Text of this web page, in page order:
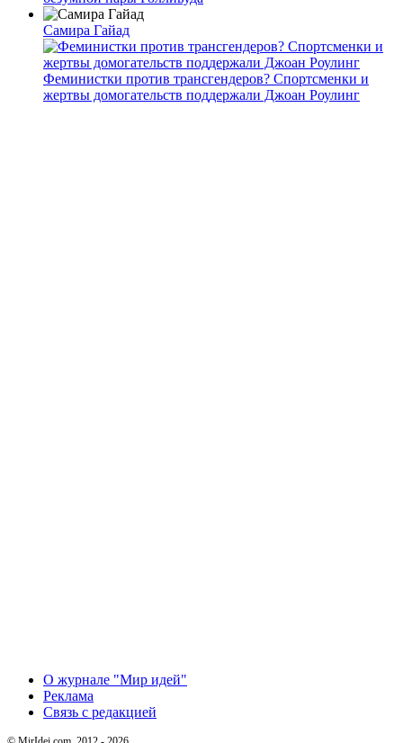
Самира Гайад
Феминистки против трансгендеров? Спортсменки и
жертвы домогательств поддержали Джоан Роулинг
О журнале "Мир идей"
Реклама
Связь с редакцией